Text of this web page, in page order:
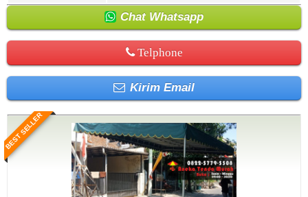
Chat Whatsapp
Telphone
Kirim Email
BEST SELLER